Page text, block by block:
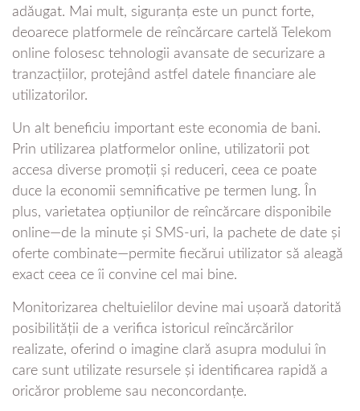
adăugat. Mai mult, siguranța este un punct forte,
deoarece platformele de reîncărcare cartelă Telekom
online folosesc tehnologii avansate de securizare a
tranzacțiilor, protejând astfel datele financiare ale
utilizatorilor.
Un alt beneficiu important este economia de bani.
Prin utilizarea platformelor online, utilizatorii pot
accesa diverse promoții și reduceri, ceea ce poate
duce la economii semnificative pe termen lung. În
plus, varietatea opțiunilor de reîncărcare disponibile
online—de la minute și SMS-uri, la pachete de date și
oferte combinate—permite fiecărui utilizator să aleagă
exact ceea ce îi convine cel mai bine.
Monitorizarea cheltuielilor devine mai ușoară datorită
posibilității de a verifica istoricul reîncărcărilor
realizate, oferind o imagine clară asupra modului în
care sunt utilizate resursele și identificarea rapidă a
oricăror probleme sau neconcordanțe.